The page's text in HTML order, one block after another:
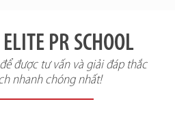
PR SCHOOL
được tư vấn và giải đáp thắc
nhanh chóng nhất!